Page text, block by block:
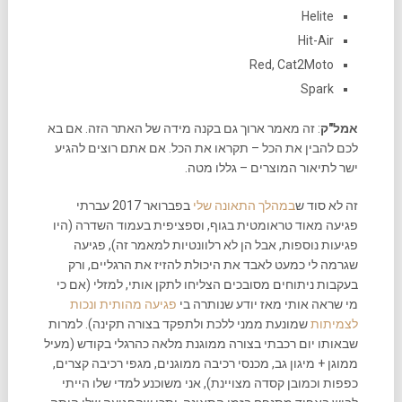
Helite
Hit-Air
Red, Cat2Moto
Spark
אמל"ק: זה מאמר ארוך גם בקנה מידה של האתר הזה. אם בא
לכם להבין את הכל – תקראו את הכל. אם אתם רוצים להגיע
ישר לתיאור המוצרים – גללו מטה.
זה לא סוד שבמהלך התאונה שלי
בפברואר 2017 עברתי
פגיעה מאוד טראומטית בגוף, וספציפית בעמוד השדרה (היו
פגיעות נוספות, אבל הן לא רלוונטיות למאמר זה), פגיעה
שגרמה לי כמעט לאבד את היכולת להזיז את הרגליים, ורק
בעקבות ניתוחים מסובכים הצליחו לתקן אותי, למזלי (אם כי
מי שראה אותי מאז יודע שנותרה בי פגיעה מהותית ונכות
לצמיתותשמונעת ממני ללכת ולתפקד בצורה תקינה). למרות
שבאותו יום רכבתי בצורה ממוגנת מלאה כהרגלי בקודש (מעיל
ממוגן + מיגון גב, מכנסי רכיבה ממוגנים, מגפי רכיבה קצרים,
כפפות וכמובן קסדה מצויינת), אני משוכנע למדי שלו הייתי